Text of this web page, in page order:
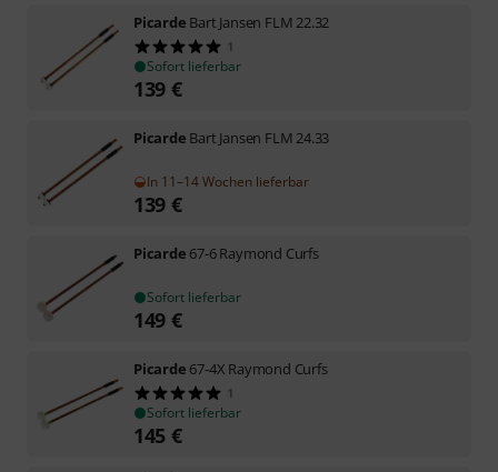
Picarde Bart Jansen FLM 22.32
1
Sofort lieferbar
139 €
Picarde Bart Jansen FLM 24.33
In 11–14 Wochen lieferbar
139 €
Picarde 67-6 Raymond Curfs
Sofort lieferbar
149 €
Picarde 67-4X Raymond Curfs
1
Sofort lieferbar
145 €